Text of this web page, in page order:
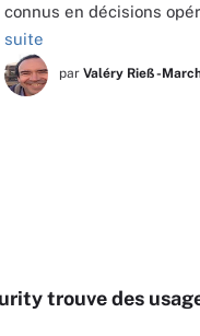
connus en décisions
suite
par Valéry Rieß-
trouve des